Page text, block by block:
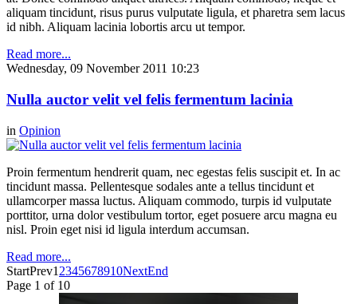
aliquam tincidunt, risus purus vulputate ligula, et pharetra sem lacus
id nibh. Aliquam lacinia lobortis arcu ut tempor.
Read more...
Wednesday, 09 November 2011 10:23
Nulla auctor velit vel felis fermentum lacinia
in Opinion
Proin fermentum hendrerit quam, nec egestas felis suscipit et. In ac
tincidunt massa. Pellentesque sodales ante a tellus tincidunt et
ullamcorper massa luctus. Aliquam commodo, turpis id vulputate
porttitor, urna dolor vestibulum tortor, eget posuere arcu magna eu
nisl. Proin eget nisi id ligula interdum accumsan.
Read more...
StartPrev1 2345678910NextEnd
Page 1 of 10